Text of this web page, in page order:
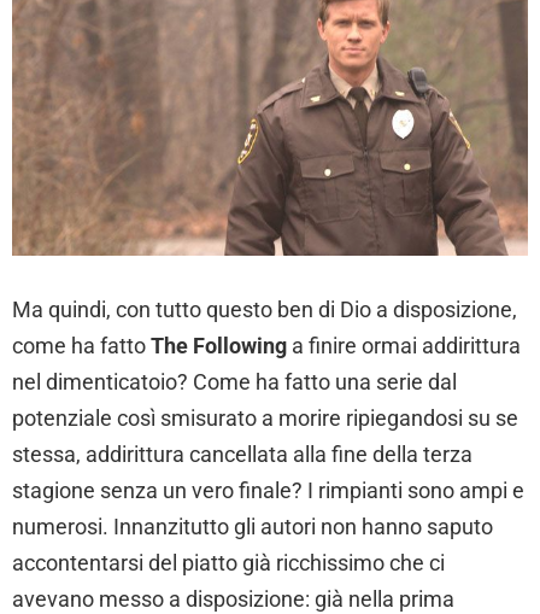
Ma quindi, con tutto questo ben di Dio a disposizione,
come ha fattoThe Following a finire ormai addirittura
nel dimenticatoio? Come ha fatto una serie dal
potenziale così smisurato a morire ripiegandosi su se
stessa, addirittura cancellata alla fine della terza
stagione senza un vero finale? I rimpianti sono ampi e
numerosi. Innanzitutto gli autori non hanno saputo
accontentarsi del piatto già ricchissimo che ci
avevano messo a disposizione: già nella prima